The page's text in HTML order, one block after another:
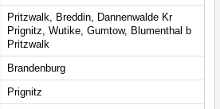
Pritzwalk, Breddin, Dannenwalde Kr
Prignitz, Wutike, Gumtow, Blumenthal b
Pritzwalk
Brandenburg
Prignitz